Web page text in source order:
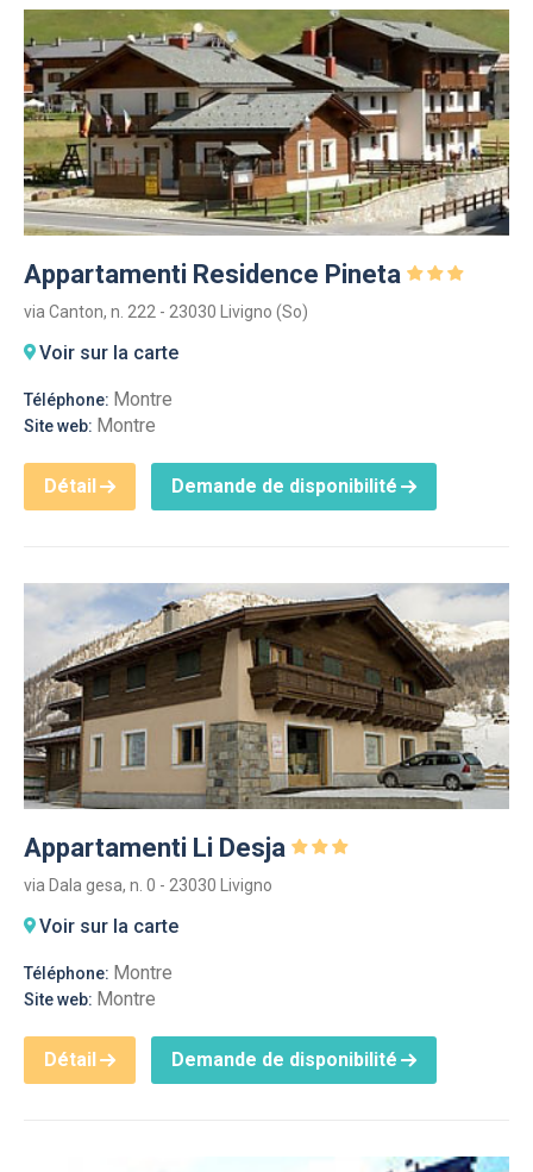
Appartamenti Residence Pineta
via Canton, n. 222 - 23030 Livigno (So)
Voir sur la carte
Téléphone: Montre
Site web: Montre
Détail Demande de disponibilité
Appartamenti Li Desja
via Dala gesa, n. 0 - 23030 Livigno
Voir sur la carte
Téléphone: Montre
Site web: Montre
Détail Demande de disponibilité